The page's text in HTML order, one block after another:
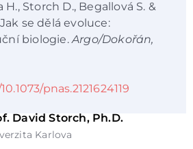
H., Storch D., Begallová S. &
se dělá evoluce:
biologie. Argo/Dokořán,
pnas.2121624119
David Storch, Ph.D.
Karlova